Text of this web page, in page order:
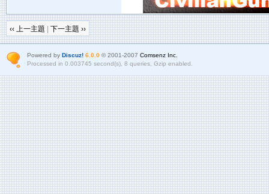
‹‹ 上一主題 下一主題 ››
Powered by Discuz! 6.0.0© 2001-2007 Comsenz Inc.
Processed in 0.003745 second(s), 8 queries, Gzip enabled.